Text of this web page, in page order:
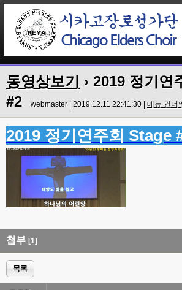
동영상보기
› 2019 정기연
#2
webmaster | 2019.12.11 22:41:30 | 메뉴 건너
2019 정기연주회 Stage
첨부 [1]
목록